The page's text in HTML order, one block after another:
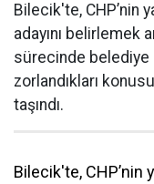
Bilecik'te, CHP’nin
adayını belirlemek
sürecinde belediye
zorlandıkları
taşındı.
Bilecik'te, CHP’nin